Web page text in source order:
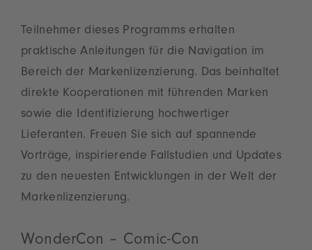
Teilnehmer dieses Programms erhalten
praktische Anleitungen für die Navigation im
Bereich der Markenlizenzierung. Das beinhaltet
direkte Kooperationen mit führenden Marken
sowie die Identifizierung hochwertiger
Lieferanten. Freuen Sie sich auf spannende
Vorträge, inspirierende Fallstudien und Updates
zu den neuesten Entwicklungen in der Welt der
Markenlizenzierung.
WonderCon – Comic-Con